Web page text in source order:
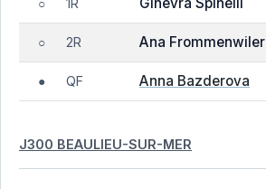
○ 1R
○ 2R Ana Frommenwiler
● QF Anna Bazderova
J300 BEAULIEU-SUR-MER